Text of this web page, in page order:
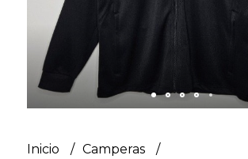
Inicio
Camperas